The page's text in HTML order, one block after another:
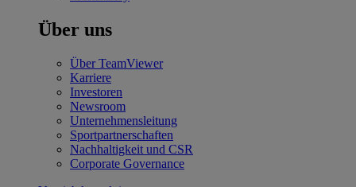
Über uns
Über TeamViewer
Karriere
Investoren
Newsroom
Unternehmensleitung
Sportpartnerschaften
Nachhaltigkeit und CSR
Corporate Governance